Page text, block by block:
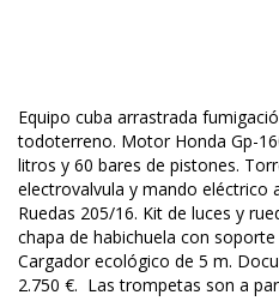
Equipo cuba arrastrada
todoterreno. Motor Honda Gp-
litros y 60 bares de pistones.
electrovalvula y mando eléctrico
Ruedas 205/16. Kit de luces y
chapa de habichuela con
Cargador ecológico de 5 m.
2.750 €. Las trompetas son a